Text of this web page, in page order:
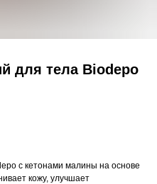
для тела Biodepo
с кетонами малины на основе
кожу, улучшает